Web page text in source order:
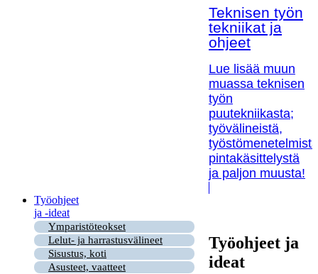
Teknisen työn
tekniikat ja
ohjeet
Lue lisää muun
muassa teknisen
työn
puutekniikasta;
työvälineistä,
pintakäsittelystä
ja paljon muusta!
Työohjeet
ja -ideat
Ymparistöteokset
Lelut- ja harrastusvälineet
Sisustus, koti
Asusteet, vaatteet
Työohjeet ja
ideat